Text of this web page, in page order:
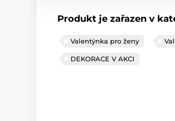
Produkt je zařazen v
Valentýnka pro ženy
DEKORACE V AKCI